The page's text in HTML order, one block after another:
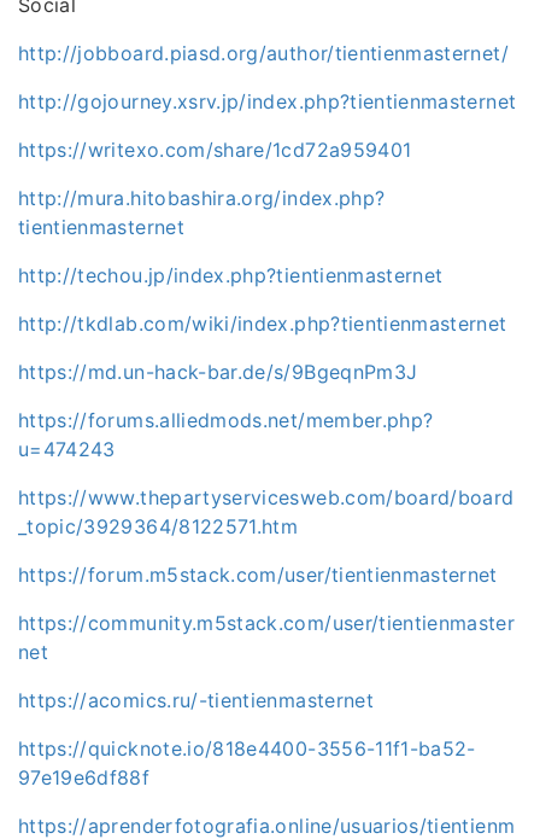
Social
http://jobboard.piasd.org/author/tientienmasternet/
http://gojourney.xsrv.jp/index.php?tientienmasternet
https://writexo.com/share/1cd72a959401
http://mura.hitobashira.org/index.php?
tientienmasternet
http://techou.jp/index.php?tientienmasternet
http://tkdlab.com/wiki/index.php?tientienmasternet
https://md.un-hack-bar.de/s/9BgeqnPm3J
https://forums.alliedmods.net/member.php?
u=474243
https://www.thepartyservicesweb.com/board/board
_topic/3929364/8122571.htm
https://forum.m5stack.com/user/tientienmasternet
https://community.m5stack.com/user/tientienmaster
net
https://acomics.ru/-tientienmasternet
https://quicknote.io/818e4400-3556-11f1-ba52-
97e19e6df88f
https://aprenderfotografia.online/usuarios/tientienm